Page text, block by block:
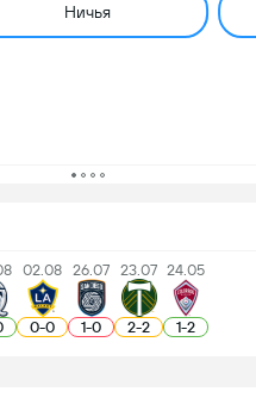
Ничья
02.08
0-0
26.07
1-0
23.07
2-2
24.05
1-2